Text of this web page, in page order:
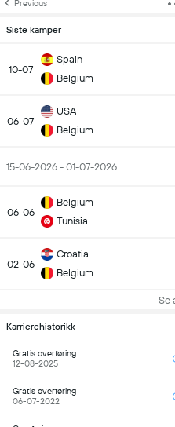
Previous
Siste kamper
10-07
Spain
Belgium
06-07
USA
Belgium
15-06-2026 - 01-07-2026
06-06
Belgium
Tunisia
02-06
Croatia
Belgium
Se
Karrierehistorikk
Gratis overføring
12-08-2025
Gratis overføring
06-07-2022